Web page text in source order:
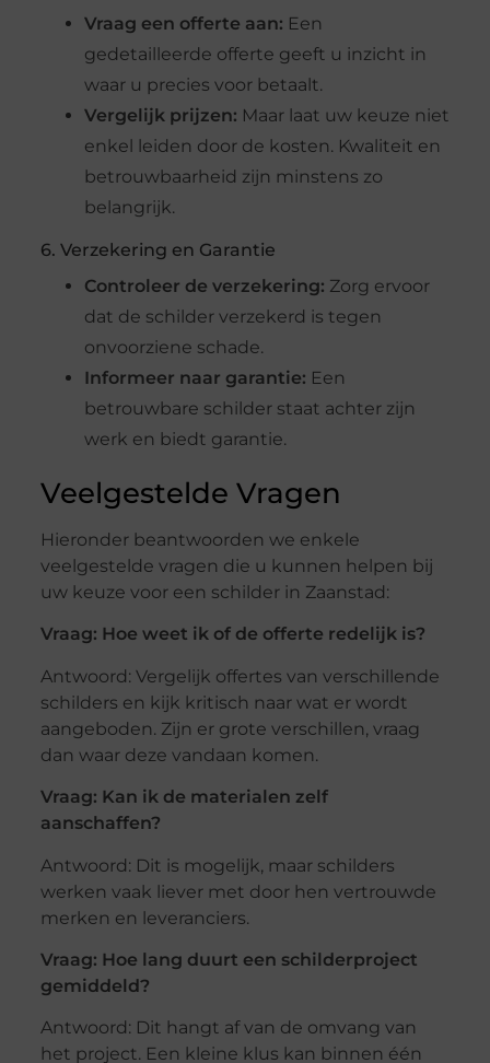
Vraag een offerte aan: Een
gedetailleerde offerte geeft u inzicht in
waar u precies voor betaalt.
Vergelijk prijzen: Maar laat uw keuze niet
enkel leiden door de kosten. Kwaliteit en
betrouwbaarheid zijn minstens zo
belangrijk.
6. Verzekering en Garantie
Controleer de verzekering: Zorg ervoor
dat de schilder verzekerd is tegen
onvoorziene schade.
Informeer naar garantie: Een
betrouwbare schilder staat achter zijn
werk en biedt garantie.
Veelgestelde Vragen
Hieronder beantwoorden we enkele
veelgestelde vragen die u kunnen helpen bij
uw keuze voor een schilder in Zaanstad:
Vraag: Hoe weet ik of de offerte redelijk is?
Antwoord: Vergelijk offertes van verschillende
schilders en kijk kritisch naar wat er wordt
aangeboden. Zijn er grote verschillen, vraag
dan waar deze vandaan komen.
Vraag: Kan ik de materialen zelf
aanschaffen?
Antwoord: Dit is mogelijk, maar schilders
werken vaak liever met door hen vertrouwde
merken en leveranciers.
Vraag: Hoe lang duurt een schilderproject
gemiddeld?
Antwoord: Dit hangt af van de omvang van
het project. Een kleine klus kan binnen één